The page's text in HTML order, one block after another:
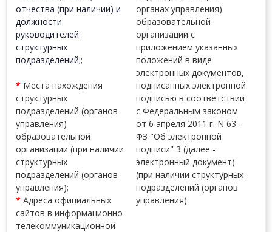
отчества (при наличии) и
должности
руководителей
структурных
подразделений;;
* Места нахождения
структурных
подразделений (органов
управления)
образовательной
организации (при наличии
структурных
подразделений (органов
управления);
* Адреса официальных
сайтов в информационно-
телекоммуникационной
органах управления)
образовательной
организации с
приложением указанных
положений в виде
электронных документов,
подписанных электронной
подписью в соответствии
с Федеральным законом
от 6 апреля 2011 г. N 63-
ФЗ "Об электронной
подписи" 3 (далее -
электронный документ)
(при наличии структурных
подразделений (органов
управления)